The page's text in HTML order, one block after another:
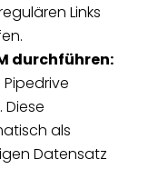
Links
durchführen:
als
Datensatz